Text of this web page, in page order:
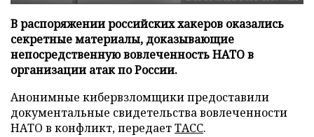
В распоряжении российских хакеров оказались
секретные материалы, доказывающие
непосредственную вовлеченность НАТО в
организации атак по России.
Анонимные кибервзломщики предоставили
документальные свидетельства вовлеченности
НАТО в конфликт, передаетТАСС.